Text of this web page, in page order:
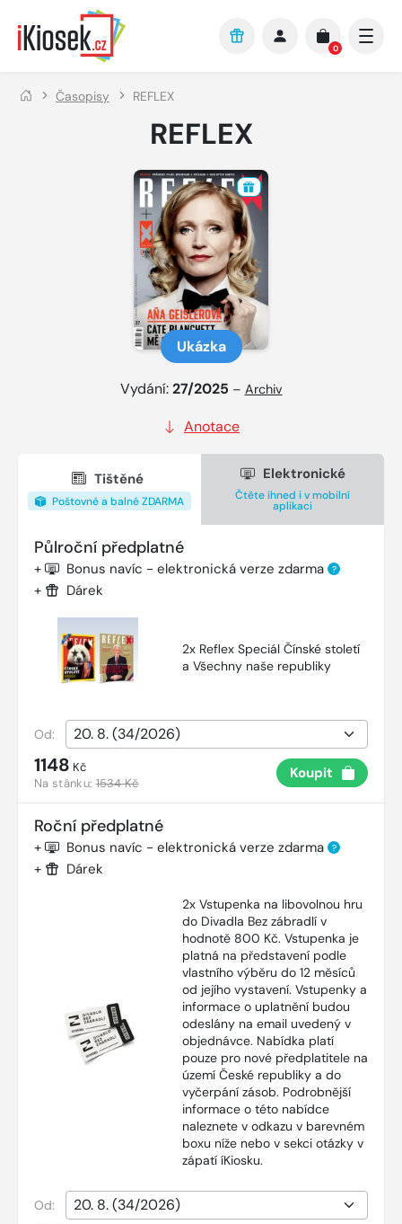
Přejít na hlavní obsah
0
Časopisy REFLEX
REFLEX
Ukázka
Vydání:27/2025 – Archiv
Anotace
Tištěné
Poštovné a balné ZDARMA
Elektronické
Čtěte ihned i v mobilní
aplikaci
Půlroční předplatné
+ Bonus navíc - elektronická verze zdarma ?
+ Dárek
2x Reflex Speciál Čínské století
a Všechny naše republiky
Od:
1148 Kč
Na stánku:1534 Kč
Koupit
Roční předplatné
+ Bonus navíc - elektronická verze zdarma ?
+ Dárek
2x Vstupenka na libovolnou hru
do Divadla Bez zábradlí v
hodnotě 800 Kč. Vstupenka je
platná na představení podle
vlastního výběru do 12 měsíců
od jejího vystavení. Vstupenky a
informace o uplatnění budou
odeslány na email uvedený v
objednávce. Nabídka platí
pouze pro nové předplatitele na
území České republiky a do
vyčerpání zásob. Podrobnější
informace o této nabídce
naleznete v odkazu v barevném
boxu níže nebo v sekci otázky v
zápatí íKiosku.
Od: